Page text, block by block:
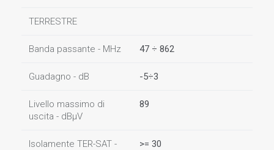
TERRESTRE
Banda passante - MHz 47 ÷ 862
Guadagno - dB -5÷3
Livello massimo di
uscita - dBµV
89
Isolamente TER-SAT -
>= 30